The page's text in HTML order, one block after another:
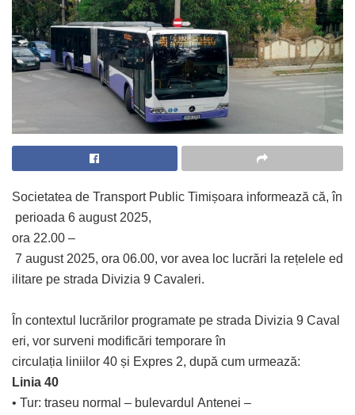
Societatea de Transport Public Timișoara informează că, în
perioada 6 august 2025,
ora 22.00 –
7 august 2025, ora 06.00, vor avea loc lucrări la rețelele ed
ilitare pe strada Divizia 9 Cavaleri.
În contextul lucrărilor programate pe strada Divizia 9 Caval
eri, vor surveni modificări temporare în
circulația liniilor 40 și Expres 2, după cum urmează:
Linia 40
• Tur: traseu normal – bulevardul Antenei –